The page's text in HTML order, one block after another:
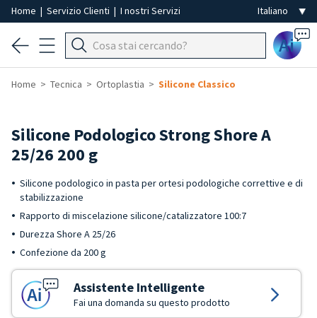
Home | Servizio Clienti | I nostri Servizi
Ai
Home Tecnica Ortoplastia Silicone Classico
Silicone Podologico Strong Shore A
25/26 200 g
Silicone podologico in pasta per ortesi podologiche correttive e di
stabilizzazione
Rapporto di miscelazione silicone/catalizzatore 100:7
Durezza Shore A 25/26
Confezione da 200 g
Assistente Intelligente
Fai una domanda su questo prodotto